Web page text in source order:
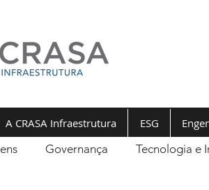
Governança Tecnologia e
A CRASA Infraestrutura ESG